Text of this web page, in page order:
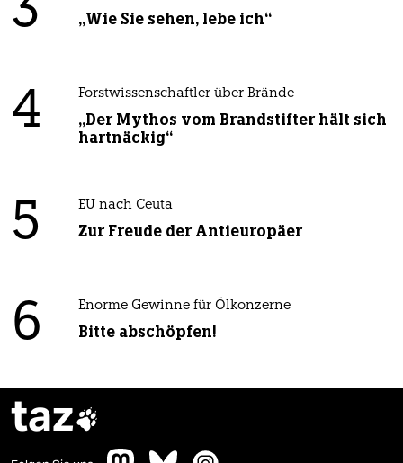
3 „Wie Sie sehen, lebe ich“
4 Forstwissenschaftler über Brände
„Der Mythos vom Brandstifter hält sich
hartnäckig“
5 EU nach Ceuta
Zur Freude der Antieuropäer
6 Enorme Gewinne für Ölkonzerne
Bitte abschöpfen!
taz